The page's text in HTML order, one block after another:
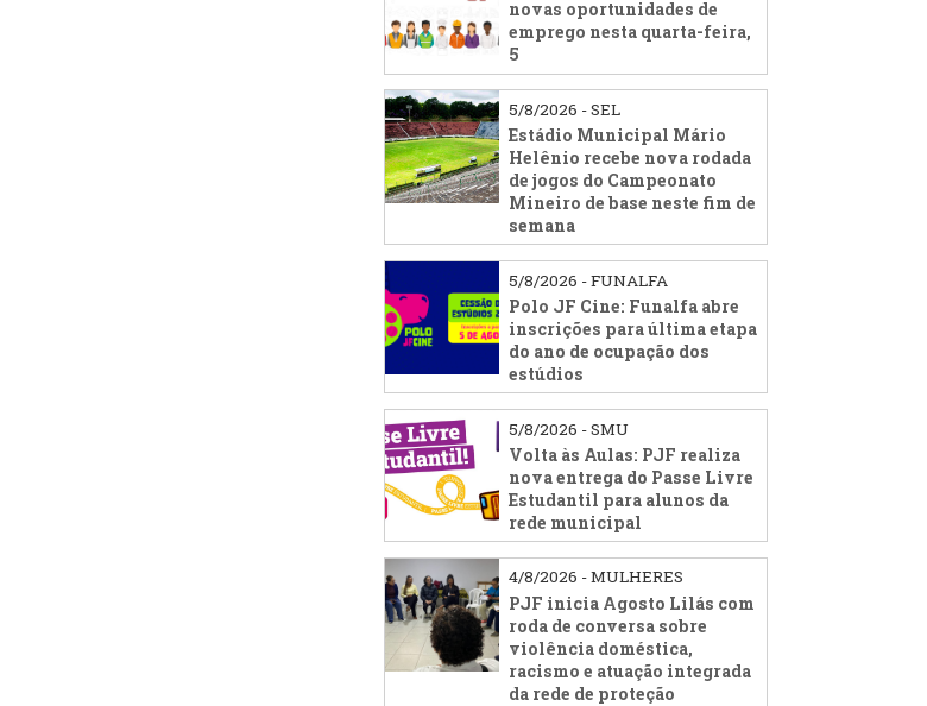
novas oportunidades de
emprego nesta quarta-feira,
5
5/8/2026 - SEL
Estádio Municipal Mário
Helênio recebe nova rodada
de jogos do Campeonato
Mineiro de base neste fim de
semana
5/8/2026 - FUNALFA
Polo JF Cine: Funalfa abre
inscrições para última etapa
do ano de ocupação dos
estúdios
5/8/2026 - SMU
Volta às Aulas: PJF realiza
nova entrega do Passe Livre
Estudantil para alunos da
rede municipal
4/8/2026 - MULHERES
PJF inicia Agosto Lilás com
roda de conversa sobre
violência doméstica,
racismo e atuação integrada
da rede de proteção